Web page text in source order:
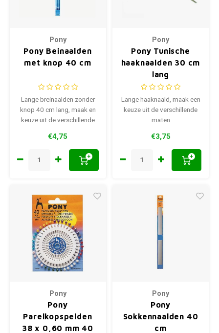
Pony
Pony Beinaalden
met knop 40 cm
Lange breinaalden zonder
knop 40 cm lang, maak en
keuze uit de verschillende
€4,75
+
Pony
Pony Tunische
haaknaalden 30 cm
lang
Lange haaknaald, maak een
keuze uit de verschillende
maten
€3,75
+
Pony
Pony
Parelkopspelden
38 x 0,60 mm 40
Pony
Pony
Sokkennaalden 40
cm